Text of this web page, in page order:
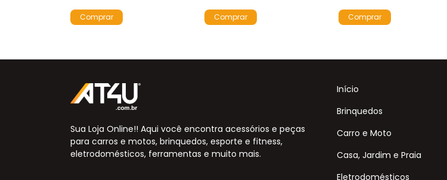
Sua Loja Online!! Aqui você encontra acessórios e peças
para carros e motos, brinquedos, esporte e fitness,
eletrodomésticos, ferramentas e muito mais.
Início
Brinquedos
Carro e Moto
Casa, Jardim e Praia
Eletrodomésticos